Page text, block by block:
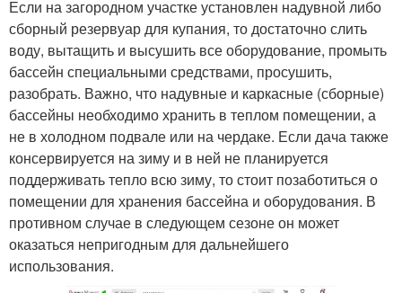
Если на загородном участке установлен надувной либо
сборный резервуар для купания, то достаточно слить
воду, вытащить и высушить все оборудование, промыть
бассейн специальными средствами, просушить,
разобрать. Важно, что надувные и каркасные (сборные)
бассейны необходимо хранить в теплом помещении, а
не в холодном подвале или на чердаке. Если дача также
консервируется на зиму и в ней не планируется
поддерживать тепло всю зиму, то стоит позаботиться о
помещении для хранения бассейна и оборудования. В
противном случае в следующем сезоне он может
оказаться непригодным для дальнейшего
использования.